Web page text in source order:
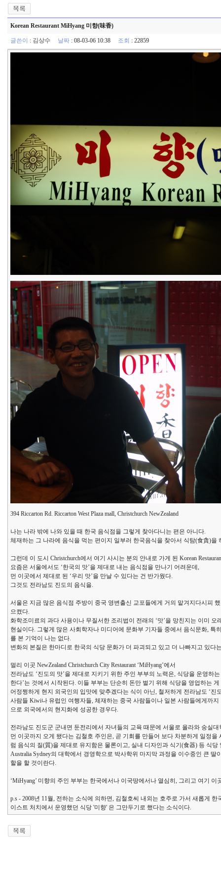
Korean Restaurant MiHyang 미향(味香)
글쓴이 : 김상수 날짜 : 08-03-06 10:38 조회 : 22859
394 Riccarton Rd. Riccarton West Plaza mall, Christchurch NewZealand
나는 나라 밖에 나와 있을 때 한국 음식점을 그렇게 찾아다니는 편은 아니다.
체재하는 그 나라에 음식을 먹는 편이지 일부러 한국음식을 찾아서 식탐(食貪)을
그런데 이 도시 Christchurch에서 여기 사시는 분의 안내로 가게 된 Korean
요즘은 서울에서도 ‘한국의 맛’을 제대로 내는 음식점을 만나기 어려운데,
먼 이곳에서 제대로 된 ‘우리 맛’을 만날 수 있다는 건 반가웠다.
그것도 전라남도 진도의 음식을.
서울은 지금 많은 음식점 주방이 중국 영변출신 교포들에게 거의 맡겨지다시피
으켰다.
화학조미료의 과다 사용이나 무질서한 조리법이 전래의 ‘맛’을 망친지는 이미
현실이다. 그렇게 많은 사회학자나 미디어에 문화부 기자들 중에서 음식문화,
를 본 기억이 나는 없다.
변화의 본질은 한마디로 한국의 식당 문화가 더 파괴되고 있고 더 나빠지고 있다
멀리 이곳 NewZealand Christchurch City Restaurant ‘MiHyang’에서
전라남도 ‘진도의 맛’을 제대로 지키기 위한 주인 부부의 노력은, 식당을 운영
한다’는 것에서 시작된다. 이들 부부는 단순히 돈만 벌기 위해 식당을 영업하는
어정쩡하게 현지 외국인의 입맛에 맞추겠다는 식이 아닌, 철저하게 전라남도 ‘
사람들 Kiwi나 유럽인 여행자들, 체재하는 중국 사람들이나 일본 사람들에게까
으로 외국에서의 현지화에 성공한 경우다.
전라남도 진도군 군내면 둔전리에서 자녀들의 교육 때문에 서울로 올라와 숭실
먼 이곳까지 오게 됐다는 김철호 주인은, 곧 기회를 만들어 보다 차분하게 일정
럼 음식의 질(質)을 제대로 유지함은 물론이고, 실내 디자인과 식기(食器) 등 식
Australia Sydney의 대학에서 경영학으로 박사학위 마지막 과정을 이수중인 큰
할을 할 것이란다.
‘MiHyang’ 미향의 주인 부부는 한국에서나 이국땅에서나 열심히, 그리고 여기
p.s - 2008년 11월, 전하는 소식에 의하면, 김철호씨 내외는 호주로 가서 새롭게
이스트 처치에서 운영했던 식당 '미향' 은 그만두기로 했다는 소식이다.